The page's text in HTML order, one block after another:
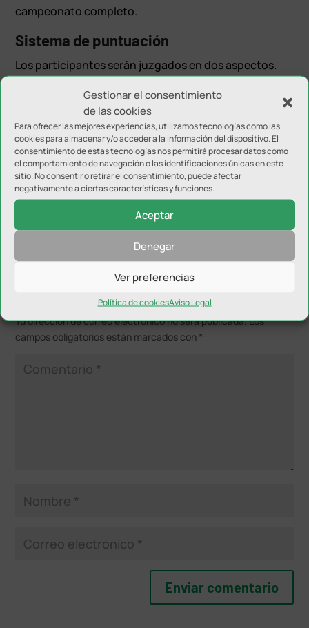
Gestionar el consentimiento
de las cookies
Para ofrecer las mejores experiencias, utilizamos tecnologías como las
cookies para almacenar y/o acceder a la información del dispositivo. El
consentimiento de estas tecnologías nos permitirá procesar datos como
el comportamiento de navegación o las identificaciones únicas en este
sitio. No consentir o retirar el consentimiento, puede afectar
negativamente a ciertas características y funciones.
Aceptar
Denegar
Ver preferencias
Política de cookiesAviso Legal
campeonato completo.
Sistema de puntuación
Los participantes serán juzgados en dos aspectos.
aspectos como la fluidez, las transiciones empleadas
tanto en fuerza como en flexibilidad o la originalidad
o consistencia en toda la rutina. En la faceta más
artística, mientras, se valorará la imagen (maquillaje,
vestuario o personaje), la expresión artística o el
propio impacto en jueces y público.
Enviar comentario
Tu dirección de correo electrónico no será publicada.Los
campos obligatorios están marcados con *